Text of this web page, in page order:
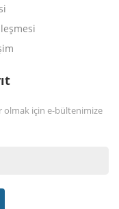
için e-bültenimize